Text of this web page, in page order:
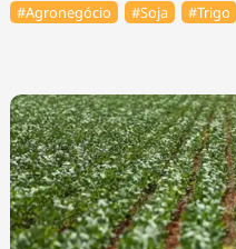
#Agronegócio #Soja #Trigo